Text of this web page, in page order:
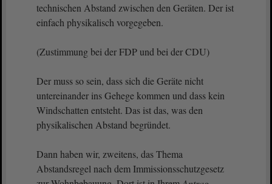
technischen Abstand zwischen den Geräten. Der ist
einfach physikalisch vorgegeben.
(Zustimmung bei der FDP und bei der CDU)
Der muss so sein, dass sich die Geräte nicht
untereinander ins Gehege kommen und dass kein
Windschatten entsteht. Das ist das, was den
physikalischen Abstand begründet.
Dann haben wir, zweitens, das Thema
Abstandsregel nach dem Immissionsschutzgesetz